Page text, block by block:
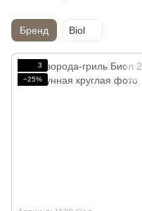
Бренд Biol
3
−25%